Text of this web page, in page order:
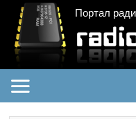
Портал